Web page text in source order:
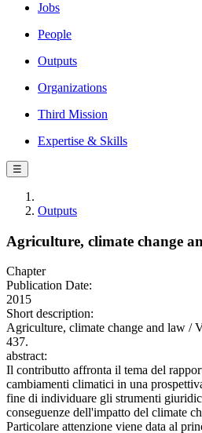
Jobs
People
Outputs
Organizations
Third Mission
Expertise & Skills
☰
Outputs
Agriculture, climate change
Chapter
Publication Date:
2015
Short description:
Agriculture, climate change and law /
437.
abstract:
Il contributto affronta il tema del
cambiamenti climatici in una
fine di individuare gli strumenti
conseguenze dell'impatto del climate
Particolare attenzione viene data al